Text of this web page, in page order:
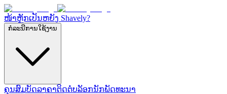
ໜ້າຫຼັກເປັນຫຍັງ Shavely?
ກໍລະນີການໃຊ້ງານ
ຄຸນສົມບັດລາຄາຕິດຕໍ່ບລັອກນັກພັດທະນາ